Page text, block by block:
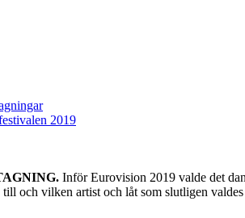
2019
Inför Eurovision 2019 valde det
och vilken artist och låt som slutligen valdes